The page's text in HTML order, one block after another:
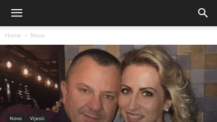
Home Novo
Novo Vijesti